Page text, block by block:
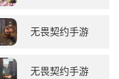
无畏契约手游
无畏契约手游